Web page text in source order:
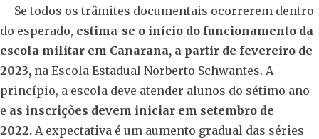
Se todos os trâmites documentais ocorrerem dentro
do esperado, estima-se o início do funcionamento da
escola militar em Canarana, a partir de fevereiro de
2023, na Escola Estadual Norberto Schwantes. A
princípio, a escola deve atender alunos do sétimo ano
e as inscrições devem iniciar em setembro de
2022. A expectativa é um aumento gradual das séries